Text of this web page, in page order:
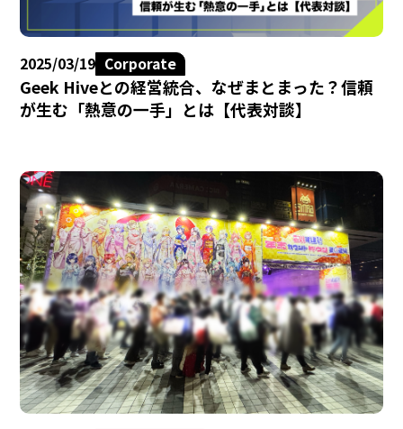
2025/03/19 Corporate
Geek Hiveとの経営統合、なぜまとまった？信頼
が生む「熱意の一手」とは【代表対談】